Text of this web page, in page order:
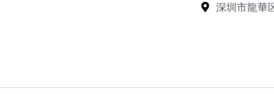
深圳市龍華